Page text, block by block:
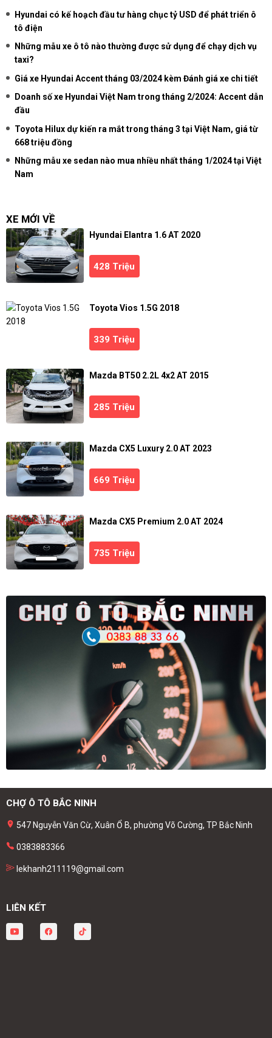
Hyundai có kế hoạch đầu tư hàng chục tỷ USD để phát triển ô
tô điện
Những mẫu xe ô tô nào thường được sử dụng để chạy dịch vụ
taxi?
Giá xe Hyundai Accent tháng 03/2024 kèm Đánh giá xe chi tiết
Doanh số xe Hyundai Việt Nam trong tháng 2/2024: Accent dẫn
đầu
Toyota Hilux dự kiến ra mắt trong tháng 3 tại Việt Nam, giá từ
668 triệu đồng
Những mẫu xe sedan nào mua nhiều nhất tháng 1/2024 tại Việt
Nam
XE MỚI VỀ
Hyundai Elantra 1.6 AT 2020
428 Triệu
Toyota Vios 1.5G 2018
339 Triệu
Mazda BT50 2.2L 4x2 AT 2015
285 Triệu
Mazda CX5 Luxury 2.0 AT 2023
669 Triệu
Mazda CX5 Premium 2.0 AT 2024
735 Triệu
CHỢ Ô TÔ BẮC NINH
547 Nguyễn Văn Cừ, Xuân Ổ B, phường Võ Cường, TP Bắc Ninh
0383883366
lekhanh211119@gmail.com
LIÊN KẾT